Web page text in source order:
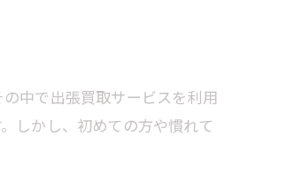
中で出張買取サービスを利用
しかし、初めての方や慣れて